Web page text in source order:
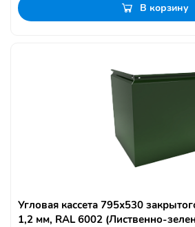
В корзину
Угловая кассета 795х530
1,2 мм, RAL 6002 (Лиственно-